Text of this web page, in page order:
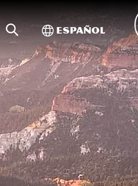
Búsqueda en el sitio
Alternar
Español